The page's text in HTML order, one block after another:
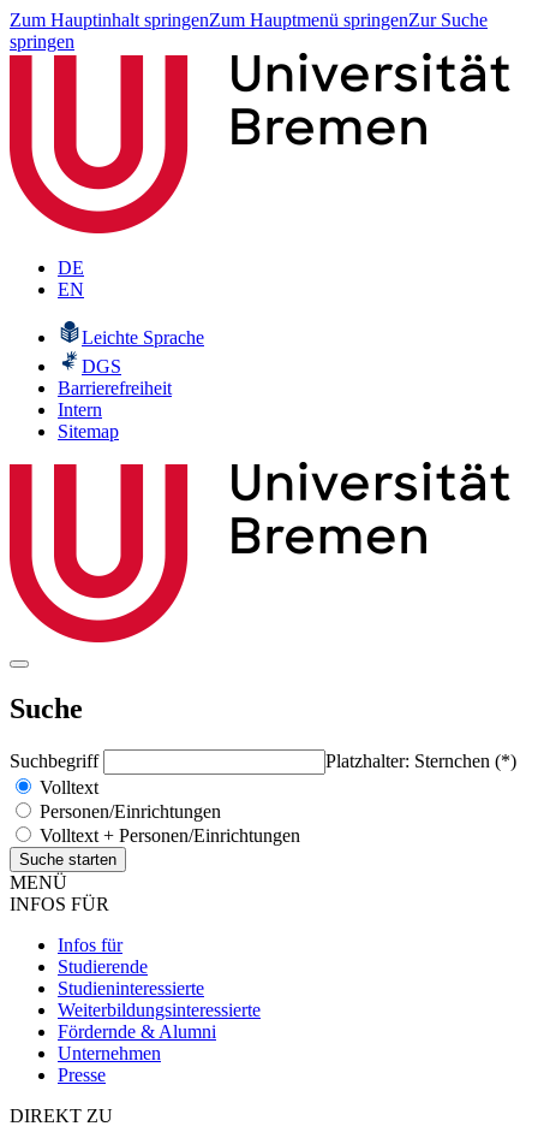
Zum Hauptinhalt springenZum Hauptmenü springenZur Suche
springen
DE
EN
Leichte Sprache
DGS
Barrierefreiheit
Intern
Sitemap
Suche
Suchbegriff
Platzhalter: Sternchen (*)
Volltext
Personen/Einrichtungen
Volltext + Personen/Einrichtungen
MENÜ
INFOS FÜR
Infos für
Studierende
Studieninteressierte
Weiterbildungsinteressierte
Fördernde & Alumni
Unternehmen
Presse
DIREKT ZU